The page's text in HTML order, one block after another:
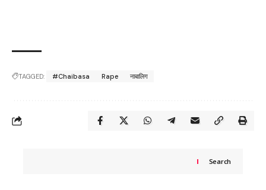
TAGGED: #Chaibasa Rape नाबालिग
Search